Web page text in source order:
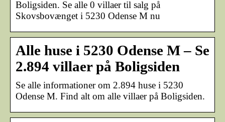
Boligsiden. Se alle 0 villaer til salg på
Skovsbovænget i 5230 Odense M nu
Alle huse i 5230 Odense M – Se
2.894 villaer på Boligsiden
Se alle informationer om 2.894 huse i 5230
Odense M. Find alt om alle villaer på Boligsiden.